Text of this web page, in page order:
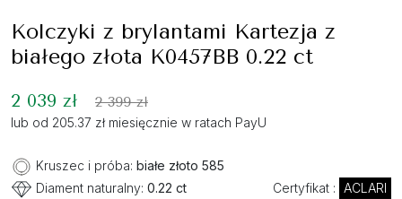
Kolczyki z brylantami Kartezja z
białego złota K0457BB 0.22 ct
2 039 zł 2 399 zł
lub od 205.37 zł miesięcznie w ratach PayU
Kruszec i próba: białe złoto 585
Diament naturalny: 0.22 ct Certyfikat : ACLARI